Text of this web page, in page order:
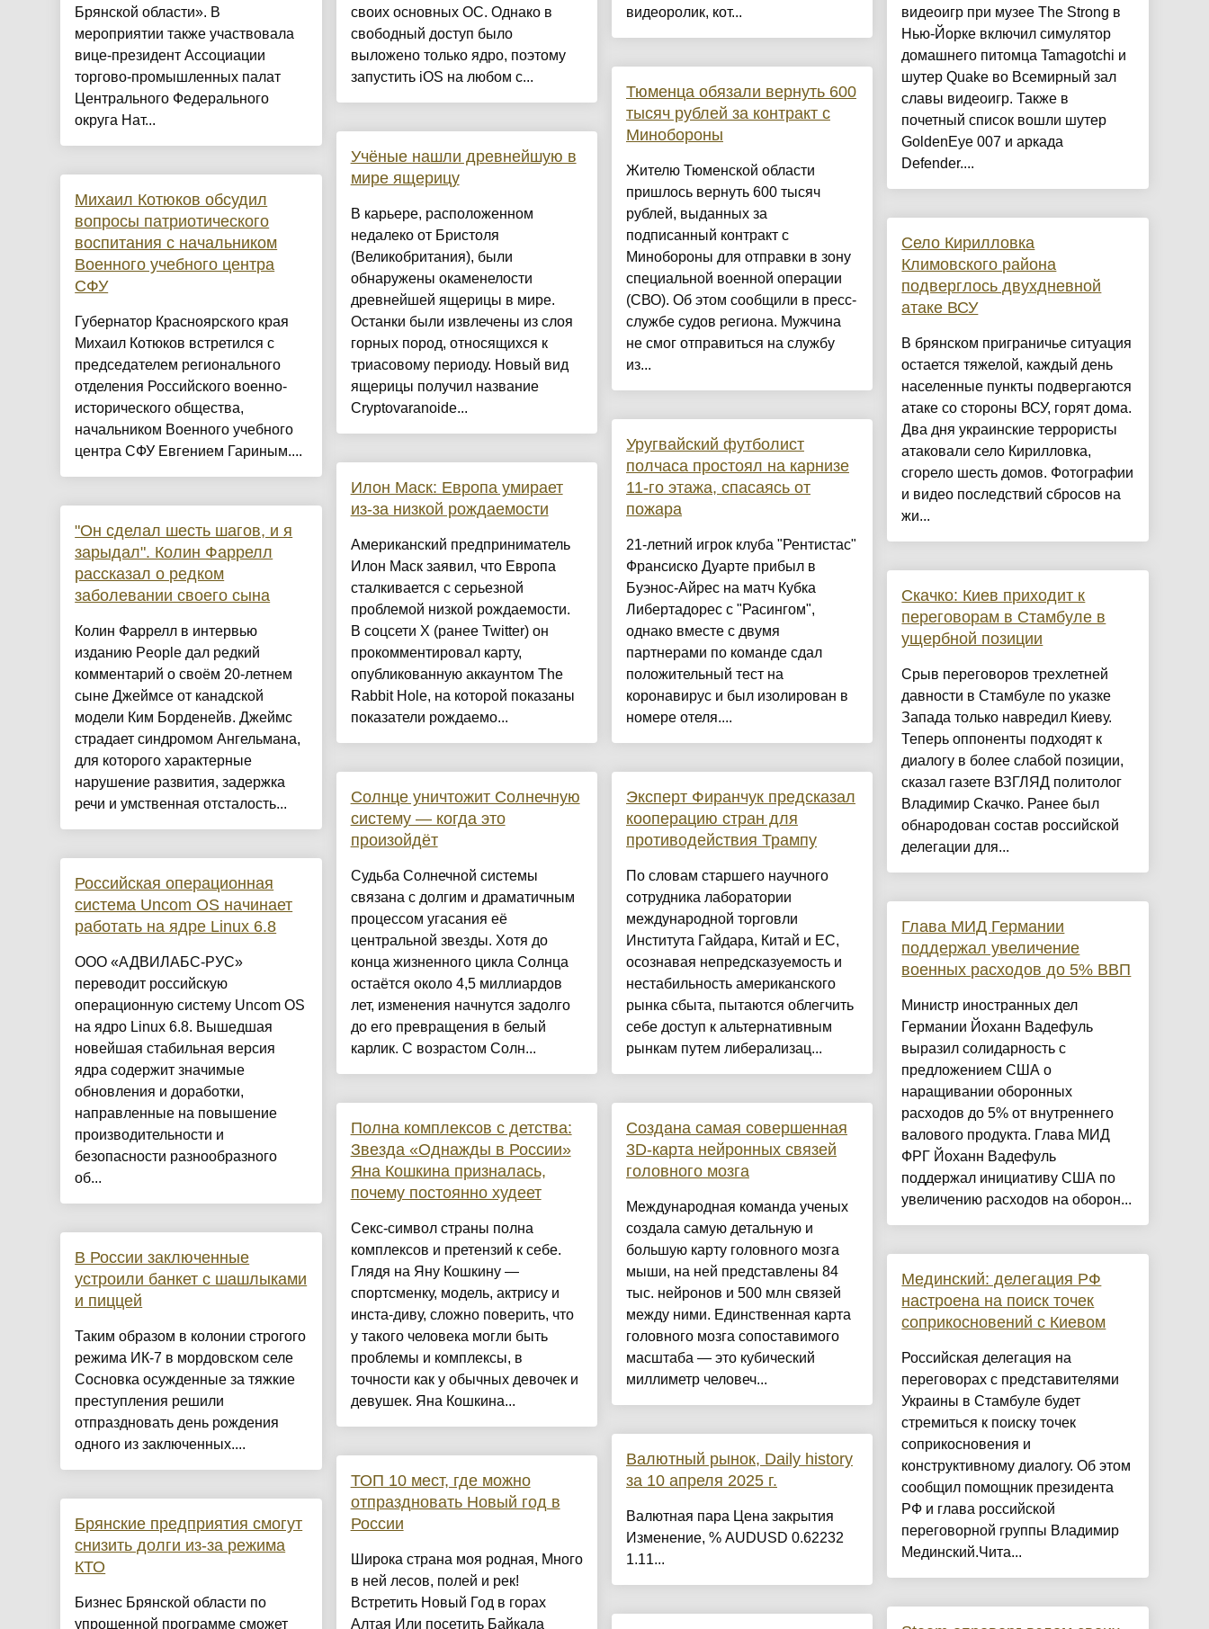
Брянской области». В
мероприятии также участвовала
вице-президент Ассоциации
торгово-промышленных палат
Центрального Федерального
округа Нат...
Михаил Котюков обсудил
вопросы патриотического
воспитания с начальником
Военного учебного центра
СФУ
Губернатор Красноярского края
Михаил Котюков встретился с
председателем регионального
отделения Российского военно-
исторического общества,
начальником Военного учебного
центра СФУ Евгением Гариным....
"Он сделал шесть шагов, и я
зарыдал". Колин Фаррелл
рассказал о редком
заболевании своего сына
Колин Фаррелл в интервью
изданию People дал редкий
комментарий о своём 20-летнем
сыне Джеймсе от канадской
модели Ким Борденейв. Джеймс
страдает синдромом Ангельмана,
для которого характерные
нарушение развития, задержка
речи и умственная отсталость...
Российская операционная
система Uncom OS начинает
работать на ядре Linux 6.8
ООО «АДВИЛАБС-РУС»
переводит российскую
операционную систему Uncom OS
на ядро Linux 6.8. Вышедшая
новейшая стабильная версия
ядра содержит значимые
обновления и доработки,
направленные на повышение
производительности и
безопасности разнообразного
об...
В России заключенные
устроили банкет с шашлыками
и пиццей
Таким образом в колонии строгого
режима ИК-7 в мордовском селе
Сосновка осужденные за тяжкие
преступления решили
отпраздновать день рождения
одного из заключенных....
Брянские предприятия смогут
снизить долги из-за режима
КТО
Бизнес Брянской области по
упрощенной программе сможет
своих основных ОС. Однако в
свободный доступ было
выложено только ядро, поэтому
запустить iOS на любом с...
Учёные нашли древнейшую в
мире ящерицу
В карьере, расположенном
недалеко от Бристоля
(Великобритания), были
обнаружены окаменелости
древнейшей ящерицы в мире.
Останки были извлечены из слоя
горных пород, относящихся к
триасовому периоду. Новый вид
ящерицы получил название
Cryptovaranoide...
Илон Маск: Европа умирает
из-за низкой рождаемости
Американский предприниматель
Илон Маск заявил, что Европа
сталкивается с серьезной
проблемой низкой рождаемости.
В соцсети Х (ранее Twitter) он
прокомментировал карту,
опубликованную аккаунтом The
Rabbit Hole, на которой показаны
показатели рождаемо...
Солнце уничтожит Солнечную
систему — когда это
произойдёт
Судьба Солнечной системы
связана с долгим и драматичным
процессом угасания её
центральной звезды. Хотя до
конца жизненного цикла Солнца
остаётся около 4,5 миллиардов
лет, изменения начнутся задолго
до его превращения в белый
карлик. С возрастом Солн...
Полна комплексов с детства:
Звезда «Однажды в России»
Яна Кошкина призналась,
почему постоянно худеет
Секс-символ страны полна
комплексов и претензий к себе.
Глядя на Яну Кошкину —
спортсменку, модель, актрису и
инста-диву, сложно поверить, что
у такого человека могли быть
проблемы и комплексы, в
точности как у обычных девочек и
девушек. Яна Кошкина...
ТОП 10 мест, где можно
отпраздновать Новый год в
России
Широка страна моя родная, Много
в ней лесов, полей и рек!
Встретить Новый Год в горах
Алтая Или посетить Байкала
видеоролик, кот...
Тюменца обязали вернуть 600
тысяч рублей за контракт с
Минобороны
Жителю Тюменской области
пришлось вернуть 600 тысяч
рублей, выданных за
подписанный контракт с
Минобороны для отправки в зону
специальной военной операции
(СВО). Об этом сообщили в пресс-
службе судов региона. Мужчина
не смог отправиться на службу
из...
Уругвайский футболист
полчаса простоял на карнизе
11-го этажа, спасаясь от
пожара
21-летний игрок клуба "Рентистас"
Франсиско Дуарте прибыл в
Буэнос-Айрес на матч Кубка
Либертадорес с "Расингом",
однако вместе с двумя
партнерами по команде сдал
положительный тест на
коронавирус и был изолирован в
номере отеля....
Эксперт Фиранчук предсказал
кооперацию стран для
противодействия Трампу
По словам старшего научного
сотрудника лаборатории
международной торговли
Института Гайдара, Китай и ЕС,
осознавая непредсказуемость и
нестабильность американского
рынка сбыта, пытаются облегчить
себе доступ к альтернативным
рынкам путем либерализац...
Создана самая совершенная
3D-карта нейронных связей
головного мозга
Международная команда ученых
создала самую детальную и
большую карту головного мозга
мыши, на ней представлены 84
тыс. нейронов и 500 млн связей
между ними. Единственная карта
головного мозга сопоставимого
масштаба — это кубический
миллиметр человеч...
Валютный рынок, Daily history
за 10 апреля 2025 г.
Валютная пара Цена закрытия
Изменение, % AUDUSD 0.62232
1.11...
видеоигр при музее The Strong в
Нью-Йорке включил симулятор
домашнего питомца Tamagotchi и
шутер Quake во Всемирный зал
славы видеоигр. Также в
почетный список вошли шутер
GoldenEye 007 и аркада
Defender....
Село Кирилловка
Климовского района
подверглось двухдневной
атаке ВСУ
В брянском приграничье ситуация
остается тяжелой, каждый день
населенные пункты подвергаются
атаке со стороны ВСУ, горят дома.
Два дня украинские террористы
атаковали село Кирилловка,
сгорело шесть домов. Фотографии
и видео последствий сбросов на
жи...
Скачко: Киев приходит к
переговорам в Стамбуле в
ущербной позиции
Срыв переговоров трехлетней
давности в Стамбуле по указке
Запада только навредил Киеву.
Теперь оппоненты подходят к
диалогу в более слабой позиции,
сказал газете ВЗГЛЯД политолог
Владимир Скачко. Ранее был
обнародован состав российской
делегации для...
Глава МИД Германии
поддержал увеличение
военных расходов до 5% ВВП
Министр иностранных дел
Германии Йоханн Вадефуль
выразил солидарность с
предложением США о
наращивании оборонных
расходов до 5% от внутреннего
валового продукта. Глава МИД
ФРГ Йоханн Вадефуль
поддержал инициативу США по
увеличению расходов на оборон...
Мединский: делегация РФ
настроена на поиск точек
соприкосновений с Киевом
Российская делегация на
переговорах с представителями
Украины в Стамбуле будет
стремиться к поиску точек
соприкосновения и
конструктивному диалогу. Об этом
сообщил помощник президента
РФ и глава российской
переговорной группы Владимир
Мединский.Чита...